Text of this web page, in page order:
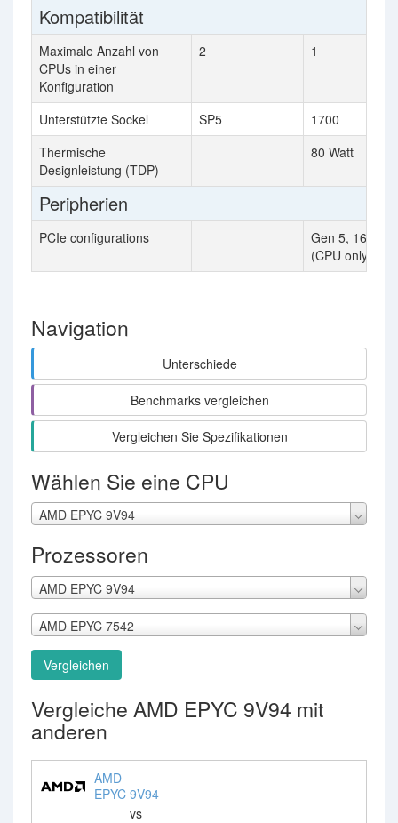
Kompatibilität
Maximale Anzahl von
CPUs in einer
Konfiguration
2 1
Unterstützte Sockel SP5
1700
Thermische
Designleistung (TDP)
80 Watt
Peripherien
PCIe configurations
Gen 5, 16
(CPU only)
Navigation
Unterschiede
Benchmarks vergleichen
Vergleichen Sie Spezifikationen
Wählen Sie eine CPU
AMD EPYC 9V94
Prozessoren
AMD EPYC 9V94
AMD EPYC 7542
Vergleichen
Vergleiche AMD EPYC 9V94 mit
anderen
AMD
EPYC 9V94
vs